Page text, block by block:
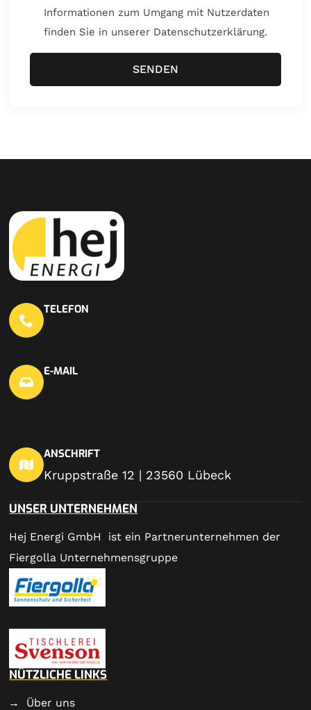
Informationen zum Umgang mit Nutzerdaten
finden Sie in unserer Datenschutzerklärung.
SENDEN
TELEFON
E-MAIL
ANSCHRIFT
Kruppstraße 12 | 23560 Lübeck
UNSER UNTERNEHMEN
Hej Energi GmbH ist ein Partnerunternehmen der
Fiergolla Unternehmensgruppe
NÜTZLICHE LINKS
Über uns